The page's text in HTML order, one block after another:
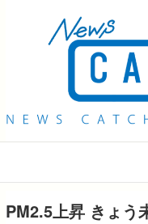
QAB
PM2.5上昇 きょう